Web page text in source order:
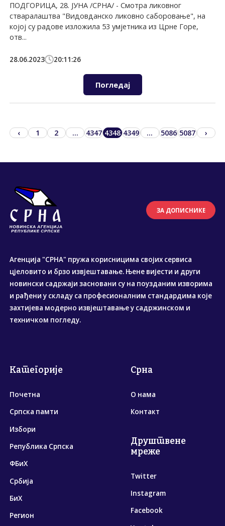
ПОДГОРИЦА, 28. ЈУНА /СРНА/ - Смотра ликовног
стваралаштва "Видовданско ликовно саборовање", на
којој су радове изложила 53 умјетника из Црне Горе,
отв...
28.06.2023 20:11:26
Погледај
‹ 1 2 ... 4347 4348 4349 ... 5086 5087 ›
ЗА ДОПИСНИКЕ
Агенција "СРНА" пружа корисницима својих сервиса
цјеловито и брзо извјештавање. Њене вијести и други
новински садржаји засновани су на поузданим изворима
и рађени у складу са професионалним стандардима које
захтијева модерно извјештавање у садржинском и
техничком погледу.
Категорије
Почетна
Српска памти
Избори
Република Српска
ФБиХ
Србија
БиХ
Регион
Срна
О нама
Контакт
Друштвене
мреже
Twitter
Instagram
Facebook